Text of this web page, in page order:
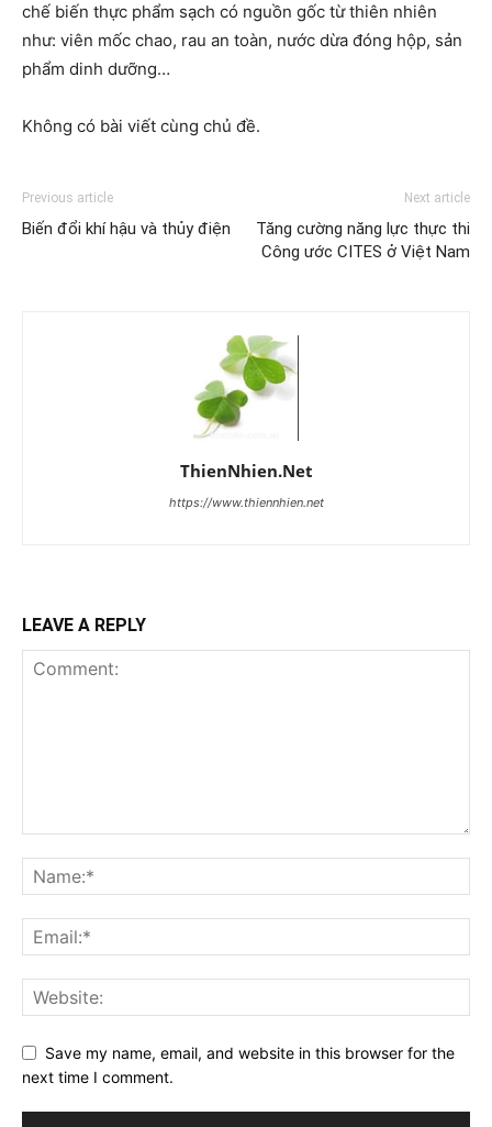
chế biến thực phẩm sạch có nguồn gốc từ thiên nhiên
như: viên mốc chao, rau an toàn, nước dừa đóng hộp, sản
phẩm dinh dưỡng…
Không có bài viết cùng chủ đề.
Previous article
Biến đổi khí hậu và thủy điện
Next article
Tăng cường năng lực thực thi
Công ước CITES ở Việt Nam
ThienNhien.Net
https://www.thiennhien.net
LEAVE A REPLY
Save my name, email, and website in this browser for the
next time I comment.